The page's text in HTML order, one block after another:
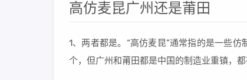
高仿麦昆广州还是莆田
1、两者都是。“高仿麦昆”通常指的是一些
个，但广州和莆田都是中国的制造业重镇，都